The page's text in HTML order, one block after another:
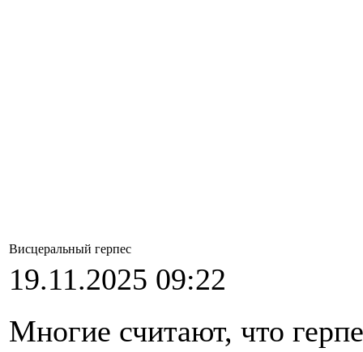
Висцеральный герпес
19.11.2025 09:22
Многие считают, что